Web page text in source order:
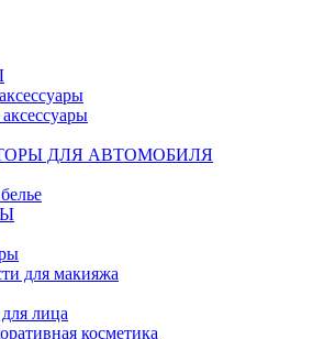
ДЛЯ АВТОМОБИЛЯ
для макияжа
лица
косметика